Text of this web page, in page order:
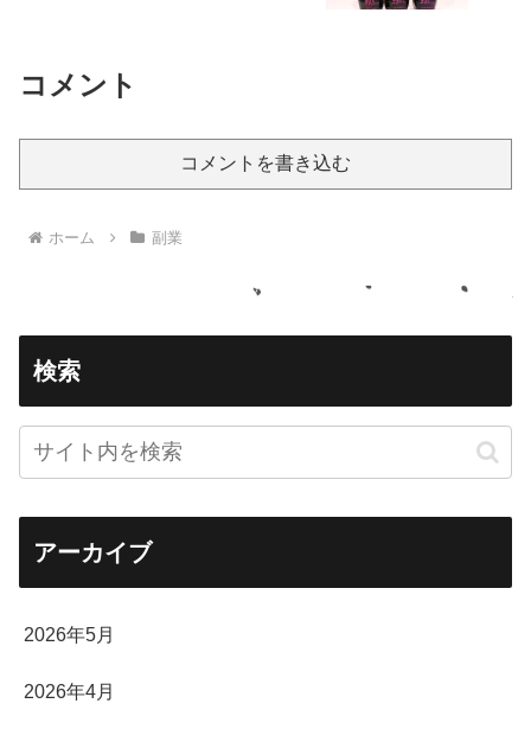
コメント
コメントを書き込む
ホーム 副業
検索
アーカイブ
2026年5月
2026年4月